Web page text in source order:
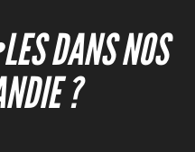
DANS NOS
?